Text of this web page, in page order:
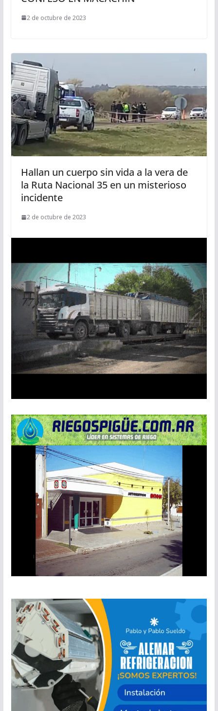
2 de octubre de 2023
Hallan un cuerpo sin vida a la vera de
la Ruta Nacional 35 en un misterioso
incidente
2 de octubre de 2023